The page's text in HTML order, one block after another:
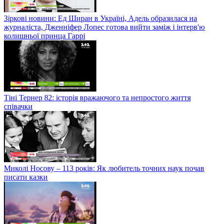
Зіркові новини: Ед Ширан в Україні, Адель образилася на
журналіста, Дженніфер Лопес готова вийти заміж і інтерв'ю
колишньої принца Гаррі
Тіні Тернер 82: історія вражаючого та непростого життя
співачки
Миколі Носову – 113 років: Як любитель точних наук почав
писати казки